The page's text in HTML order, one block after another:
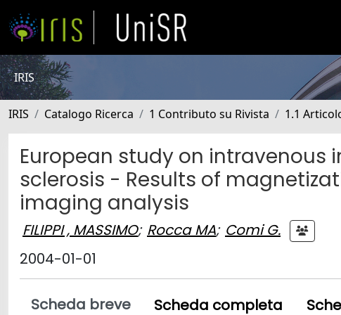
IRIS
IRIS Catalogo Ricerca 1 Contributo su Rivista 1.1
European study on
sclerosis - Results of
imaging analysis
FILIPPI , MASSIMO; Rocca MA; Comi G.
2004-01-01
Scheda breve Scheda completa